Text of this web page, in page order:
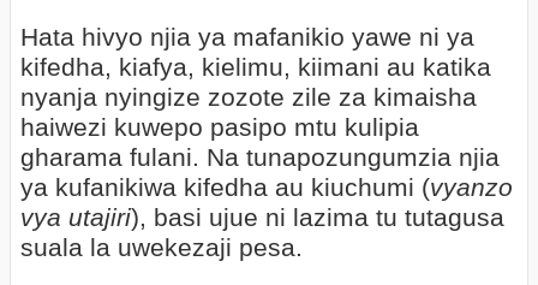
Hata hivyo njia ya mafanikio yawe ni ya
kifedha, kiafya, kielimu, kiimani au katika
nyanja nyingize zozote zile za kimaisha
haiwezi kuwepo pasipo mtu kulipia
gharama fulani. Na tunapozungumzia njia
ya kufanikiwa kifedha au kiuchumi (vyanzo
vya utajiri), basi ujue ni lazima tu tutagusa
suala la uwekezaji pesa.